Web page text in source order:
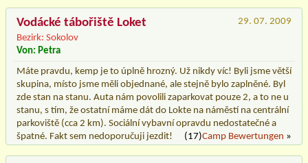
Vodácké tábořiště Loket
Bezirk: Sokolov
29. 07. 2009
Von: Petra
Máte pravdu, kemp je to úplně hrozný. Už nikdy víc! Byli jsme větší
skupina, místo jsme měli objednané, ale stejně bylo zaplněné. Byl
zde stan na stanu. Auta nám povolili zaparkovat pouze 2, a to ne u
stanu, s tím, že ostatní máme dát do Lokte na náměstí na centrální
parkoviště (cca 2 km). Sociální vybavní opravdu nedostatečné a
špatné. Fakt sem nedoporučuji jezdit!
(17)Camp Bewertungen »